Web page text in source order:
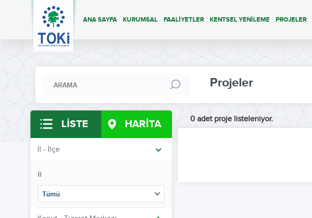
ANA SAYFA KURUMSAL FAALİYETLER KENTSEL YENİLEME PROJELER
Projeler
LİSTE HARİTA
İl - İlçe
İl
Tümü
0 adet proje listeleniyor.